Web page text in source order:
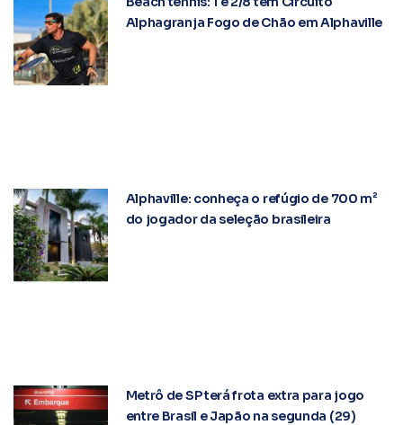
Alphagranja Fogo de Chão em Alphaville
Alphaville: conheça o refúgio de 700 m²
do jogador da seleção brasileira
Metrô de SP terá frota extra para jogo
entre Brasil e Japão na segunda (29)